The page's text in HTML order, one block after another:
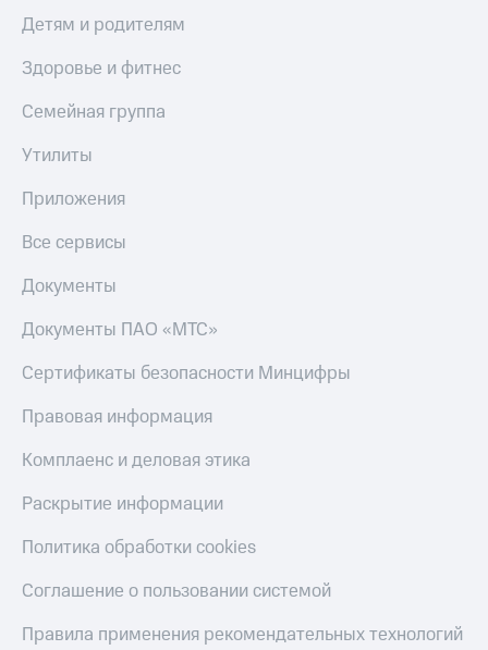
Детям и родителям
Здоровье и фитнес
Семейная группа
Утилиты
Приложения
Все сервисы
Документы
Документы ПАО «МТС»
Сертификаты безопасности Минцифры
Правовая информация
Комплаенс и деловая этика
Раскрытие информации
Политика обработки cookies
Соглашение о пользовании системой
Правила применения рекомендательных технологий